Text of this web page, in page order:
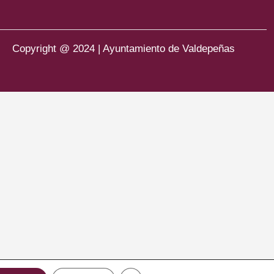
Copyright @ 2024 | Ayuntamiento de Valdepeñas